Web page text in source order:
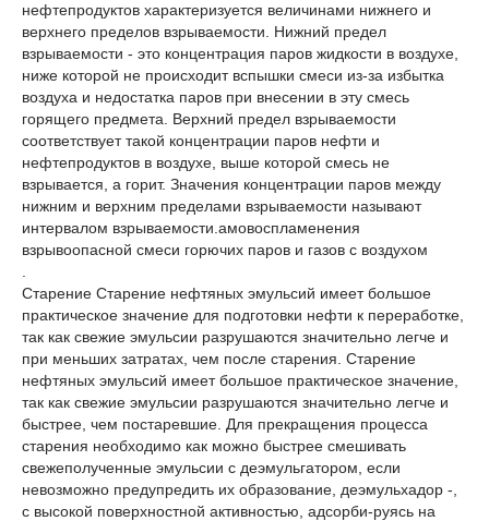
нефтепродуктов характеризуется величинами нижнего и
верхнего пределов взрываемости. Нижний предел
взрываемости - это концентрация паров жидкости в воздухе,
ниже которой не происходит вспышки смеси из-за избытка
воздуха и недостатка паров при внесении в эту смесь
горящего предмета. Верхний предел взрываемости
соответствует такой концентрации паров нефти и
нефтепродуктов в воздухе, выше которой смесь не
взрывается, а горит. Значения концентрации паров между
нижним и верхним пределами взрываемости называют
интервалом взрываемости.амовоспламенения
взрывоопасной смеси горючих паров и газов с воздухом
Старение Старение нефтяных эмульсий имеет большое
практическое значение для подготовки нефти к переработке,
так как свежие эмульсии разрушаются значительно легче и
при меньших затратах, чем после старения. Старение
нефтяных эмульсий имеет большое практическое значение,
так как свежие эмульсии разрушаются значительно легче и
быстрее, чем постаревшие. Для прекращения процесса
старения необходимо как можно быстрее смешивать
свежеполученные эмульсии с деэмульгатором, если
невозможно предупредить их образование, деэмульхадор -,
с высокой поверхностной активностью, адсорби-руясь на